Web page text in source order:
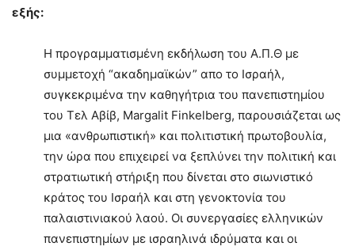
εξής:
Η προγραμματισμένη εκδήλωση του Α.Π.Θ με
συμμετοχή “ακαδημαϊκών” απο το Ισραήλ,
συγκεκριμένα την καθηγήτρια του πανεπιστημίου
του Τελ Αβίβ, Margalit Finkelberg, παρουσιάζεται ως
μια «ανθρωπιστική» και πολιτιστική πρωτοβουλία,
την ώρα που επιχειρεί να ξεπλύνει την πολιτική και
στρατιωτική στήριξη που δίνεται στο σιωνιστικό
κράτος του Ισραήλ και στη γενοκτονία του
παλαιστινιακού λαού. Οι συνεργασίες ελληνικών
πανεπιστημίων με ισραηλινά ιδρύματα και οι